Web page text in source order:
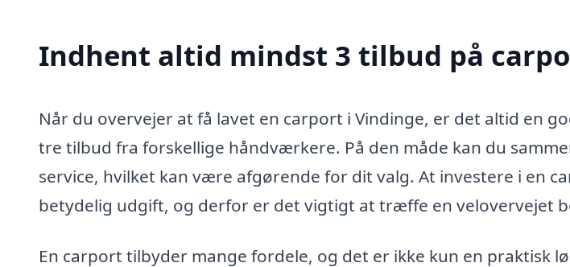
Indhent altid mindst 3 tilbud på
Når du overvejer at få lavet en carport i Vindinge, er det altid en
tre tilbud fra forskellige håndværkere. På den måde kan du
service, hvilket kan være afgørende for dit valg. At investere i en
betydelig udgift, og derfor er det vigtigt at træffe en velovervejet
En carport tilbyder mange fordele, og det er ikke kun en praktisk